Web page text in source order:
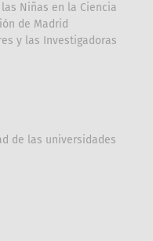
Niñas en la Ciencia
de Madrid
y las Investigadoras
de las universidades